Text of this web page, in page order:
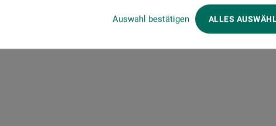
Auswahl bestätigen ALLES